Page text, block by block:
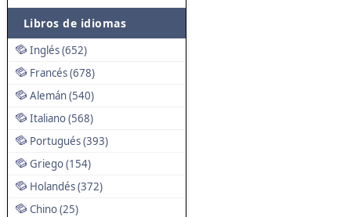
Libros de idiomas
Inglés (652)
Francés (678)
Alemán (540)
Italiano (568)
Portugués (393)
Griego (154)
Holandés (372)
Chino (25)